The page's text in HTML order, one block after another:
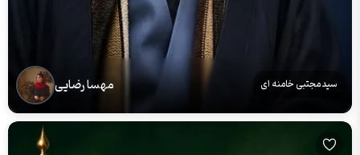
سید مجتبی خامنه ای مهسا رضایی